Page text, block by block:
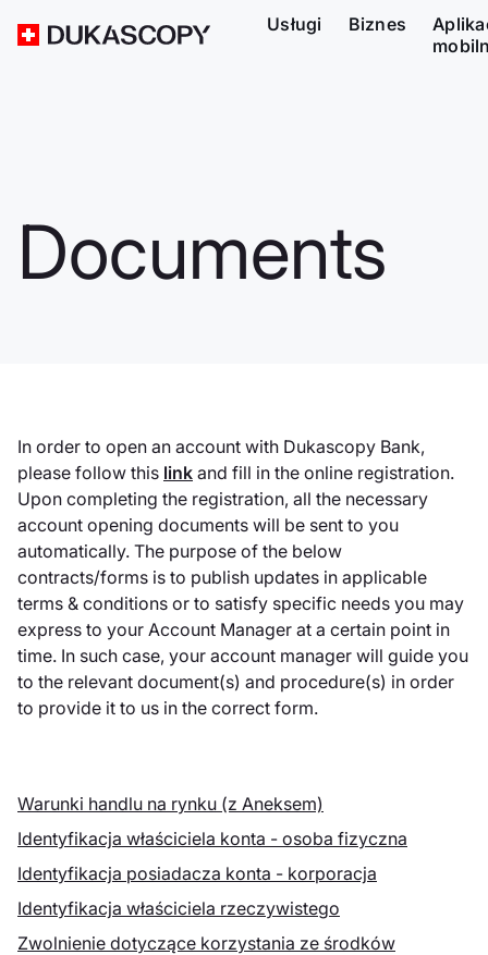
Usługi Biznes
Documents
In order to open an account with Dukascopy Bank,
please follow this link and fill in the online registration.
Upon completing the registration, all the necessary
account opening documents will be sent to you
automatically. The purpose of the below
contracts/forms is to publish updates in applicable
terms & conditions or to satisfy specific needs you may
express to your Account Manager at a certain point in
time. In such case, your account manager will guide you
to the relevant document(s) and procedure(s) in order
to provide it to us in the correct form.
Warunki handlu na rynku (z Aneksem)
Identyfikacja właściciela konta - osoba fizyczna
Identyfikacja posiadacza konta - korporacja
Identyfikacja właściciela rzeczywistego
Zwolnienie dotyczące korzystania ze środków